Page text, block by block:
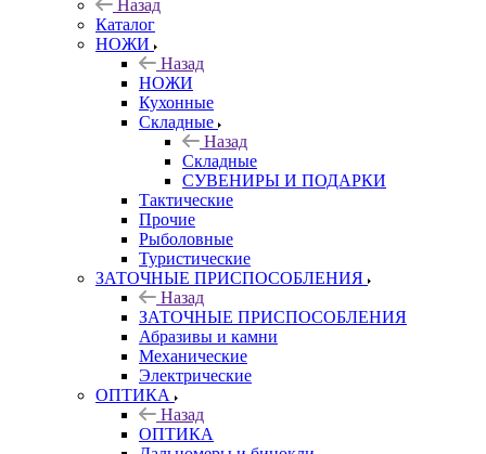
Назад
Каталог
НОЖИ
Назад
НОЖИ
Кухонные
Складные
Назад
Складные
СУВЕНИРЫ И ПОДАРКИ
Тактические
Прочие
Рыболовные
Туристические
ЗАТОЧНЫЕ ПРИСПОСОБЛЕНИЯ
Назад
ЗАТОЧНЫЕ ПРИСПОСОБЛЕНИЯ
Абразивы и камни
Механические
Электрические
ОПТИКА
Назад
ОПТИКА